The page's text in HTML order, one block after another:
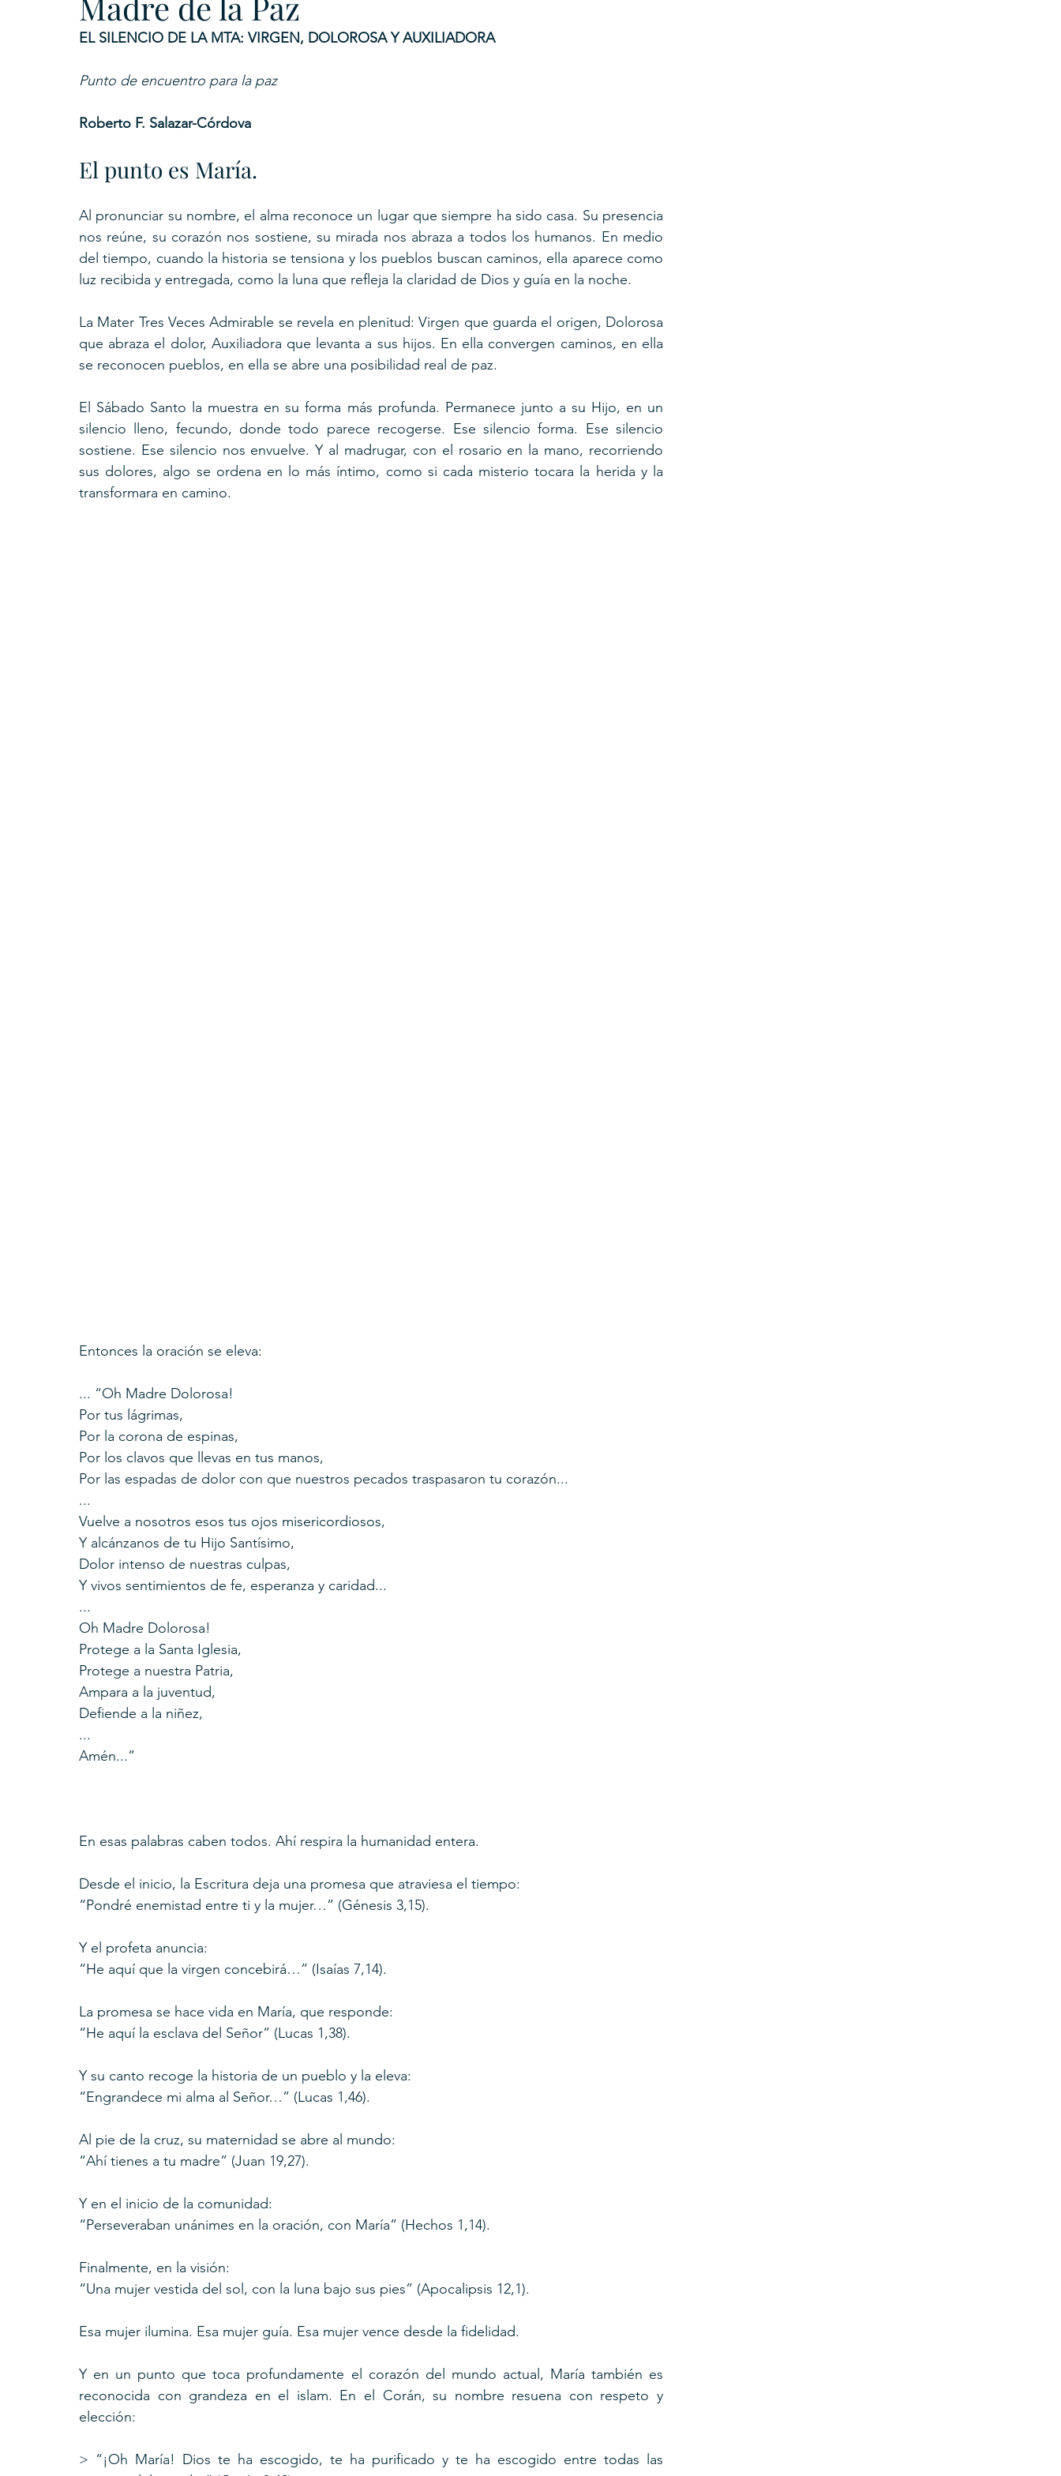
EL SILENCIO DE LA MTA: VIRGEN, DOLOROSA Y AUXILIADORA
Punto de encuentro para la paz
Roberto F. Salazar-Córdova
El punto es María.
Al pronunciar su nombre, el alma reconoce un lugar que siempre ha sido casa. Su presencia
nos reúne, su corazón nos sostiene, su mirada nos abraza a todos los humanos. En medio
del tiempo, cuando la historia se tensiona y los pueblos buscan caminos, ella aparece como
luz recibida y entregada, como la luna que refleja la claridad de Dios y guía en la noche.
La Mater Tres Veces Admirable se revela en plenitud: Virgen que guarda el origen, Dolorosa
que abraza el dolor, Auxiliadora que levanta a sus hijos. En ella convergen caminos, en ella
se reconocen pueblos, en ella se abre una posibilidad real de paz.
El Sábado Santo la muestra en su forma más profunda. Permanece junto a su Hijo, en un
silencio lleno, fecundo, donde todo parece recogerse. Ese silencio forma. Ese silencio
sostiene. Ese silencio nos envuelve. Y al madrugar, con el rosario en la mano, recorriendo
sus dolores, algo se ordena en lo más íntimo, como si cada misterio tocara la herida y la
transformara en camino.
Entonces la oración se eleva:
... “Oh Madre Dolorosa!
Por tus lágrimas,
Por la corona de espinas,
Por los clavos que llevas en tus manos,
Por las espadas de dolor con que nuestros pecados traspasaron tu corazón...
...
Vuelve a nosotros esos tus ojos misericordiosos,
Y alcánzanos de tu Hijo Santísimo,
Dolor intenso de nuestras culpas,
Y vivos sentimientos de fe, esperanza y caridad...
...
Oh Madre Dolorosa!
Protege a la Santa Iglesia,
Protege a nuestra Patria,
Ampara a la juventud,
Defiende a la niñez,
...
Amén...”
En esas palabras caben todos. Ahí respira la humanidad entera.
Desde el inicio, la Escritura deja una promesa que atraviesa el tiempo:
“Pondré enemistad entre ti y la mujer…” (Génesis 3,15).
Y el profeta anuncia:
“He aquí que la virgen concebirá…” (Isaías 7,14).
La promesa se hace vida en María, que responde:
“He aquí la esclava del Señor” (Lucas 1,38).
Y su canto recoge la historia de un pueblo y la eleva:
“Engrandece mi alma al Señor…” (Lucas 1,46).
Al pie de la cruz, su maternidad se abre al mundo:
“Ahí tienes a tu madre” (Juan 19,27).
Y en el inicio de la comunidad:
“Perseveraban unánimes en la oración, con María” (Hechos 1,14).
Finalmente, en la visión:
“Una mujer vestida del sol, con la luna bajo sus pies” (Apocalipsis 12,1).
Esa mujer ilumina. Esa mujer guía. Esa mujer vence desde la fidelidad.
Y en un punto que toca profundamente el corazón del mundo actual, María también es
reconocida con grandeza en el islam. En el Corán, su nombre resuena con respeto y
elección:
> “¡Oh María! Dios te ha escogido, te ha purificado y te ha escogido entre todas las